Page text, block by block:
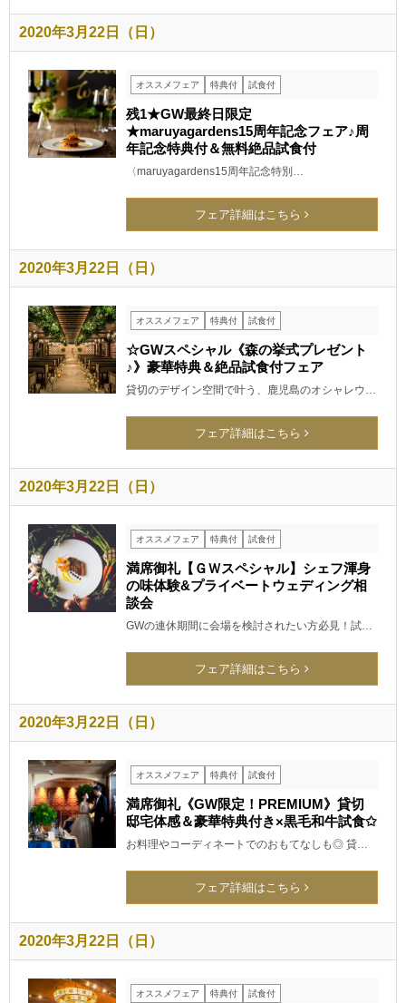
2020年3月22日（日）
オススメフェア 特典付 試食付
残1★GW最終日限定
★maruyagardens15周年記念フェア♪周
年記念特典付＆無料絶品試食付
〈maruyagardens15周年記念特別…
フェア詳細はこちら
2020年3月22日（日）
オススメフェア 特典付 試食付
☆GWスペシャル《森の挙式プレゼント
♪》豪華特典＆絶品試食付フェア
貸切のデザイン空間で叶う、鹿児島のオシャレウ…
フェア詳細はこちら
2020年3月22日（日）
オススメフェア 特典付 試食付
満席御礼【ＧＷスペシャル】シェフ渾身
の味体験&プライベートウェディング相
談会
GWの連休期間に会場を検討されたい方必見！試…
フェア詳細はこちら
2020年3月22日（日）
オススメフェア 特典付 試食付
満席御礼《GW限定！PREMIUM》貸切
邸宅体感＆豪華特典付き×黒毛和牛試食✩
お料理やコーディネートでのおもてなしも◎ 貸…
フェア詳細はこちら
2020年3月22日（日）
オススメフェア 特典付 試食付